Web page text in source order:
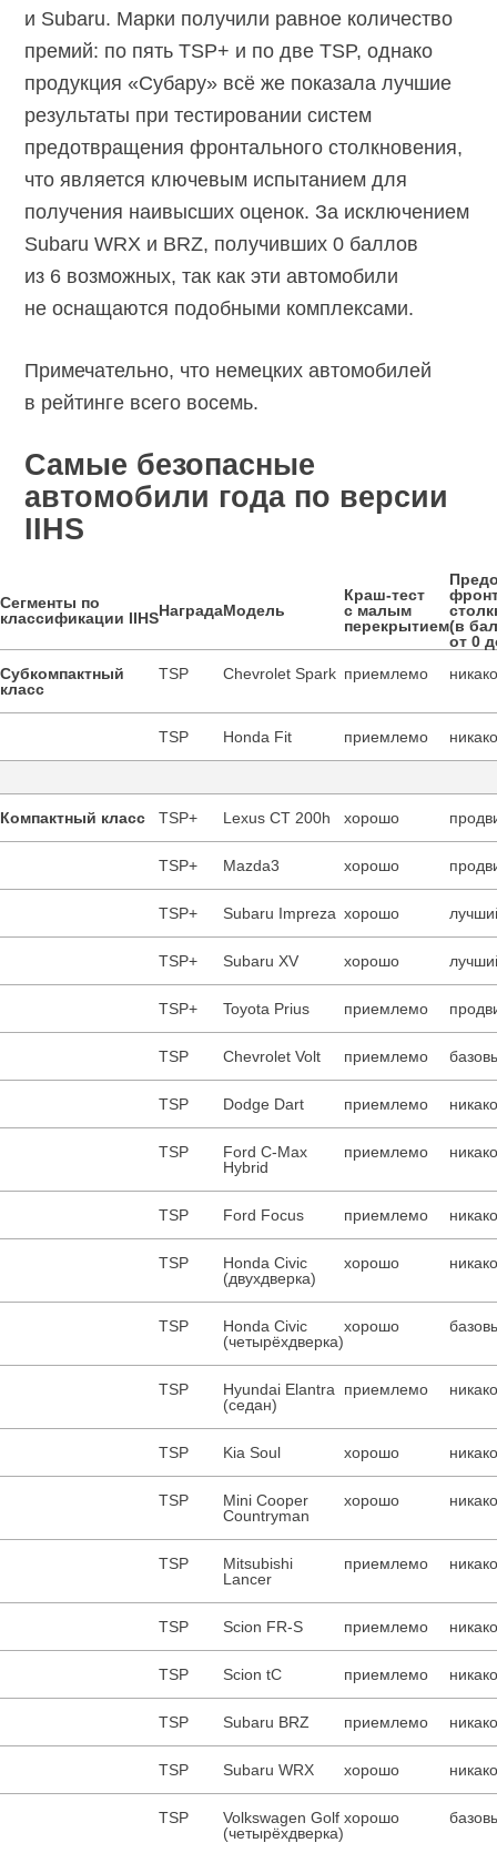
и Subaru. Марки получили равное количество
премий: по пять TSP+ и по две TSP, однако
продукция «Субару» всё же показала лучшие
результаты при тестировании систем
предотвращения фронтального столкновения,
что является ключевым испытанием для
получения наивысших оценок. За исключением
Subaru WRX и BRZ, получивших 0 баллов
из 6 возможных, так как эти автомобили
не оснащаются подобными комплексами.
Примечательно, что немецких автомобилей
в рейтинге всего восемь.
Cамые безопасные
автомобили года по версии
IIHS
Сегменты по
классификации IIHSНаградаМодель
Краш-тест
с малым
перекрытием(в
от 0
Субкомпактный
класс
TSP Chevrolet Spark приемлемо
TSP Honda Fit приемлемо
Компактный класс TSP+ Lexus CT 200h хорошо
TSP+ Mazda3 хорошо
TSP+ Subaru Impreza хорошо
TSP+ Subaru XV хорошо
TSP+ Toyota Prius приемлемо
TSP Chevrolet Volt приемлемо
TSP Dodge Dart приемлемо
TSP
Ford C-Max
Hybrid
приемлемо
TSP Ford Focus приемлемо
TSP
Honda Civic
(двухдверка)
хорошо
TSP
Honda Civic
(четырёхдверка)
хорошо
TSP
Hyundai Elantra
(седан)
приемлемо
TSP Kia Soul хорошо
TSP
Mini Cooper
Countryman
хорошо
TSP
Mitsubishi
Lancer
приемлемо
TSP Scion FR-S приемлемо
TSP Scion tC приемлемо
TSP Subaru BRZ приемлемо
TSP Subaru WRX хорошо
TSP
Volkswagen Golf
(четырёхдверка)
хорошо